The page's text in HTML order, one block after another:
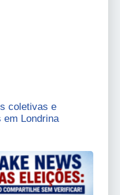
coletivas e
em Londrina